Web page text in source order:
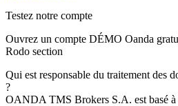
Testez notre compte
Ouvrez un compte DÉMO Oanda
Rodo section
Qui est responsable du traitement des
?
OANDA TMS Brokers S.A. est basé à